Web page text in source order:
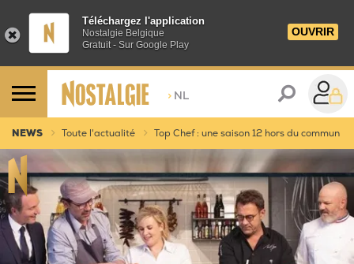
Téléchargez l'application
Nostalgie Belgique
Gratuit - Sur Google Play
OUVRIR
> NL
NEWS Toute l'actualité Top Chef : une saison 12 hors du commun